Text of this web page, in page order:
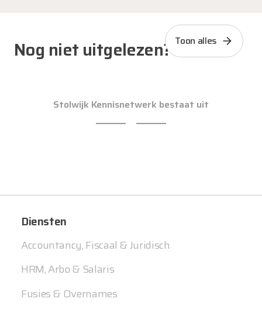
Nog niet uitgelezen? Toon alles
Stolwijk Kennisnetwerk bestaat uit
Diensten
Accountancy, Fiscaal & Juridisch
HRM, Arbo & Salaris
Fusies & Overnames